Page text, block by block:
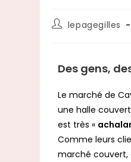
lepagegilles
Des gens,
Le marché de
une halle
est très «
Comme leurs
marché couvert,